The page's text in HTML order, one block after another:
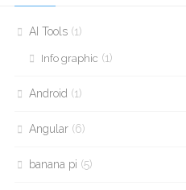
AI Tools (1)
Info graphic (1)
Android (1)
Angular (6)
banana pi (5)